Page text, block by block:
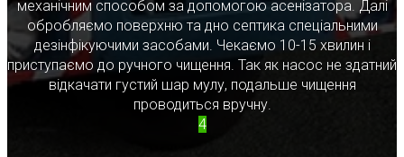
механічним способом за допомогою асенізатора. Далі
обробляємо поверхню та дно септика спеціальними
дезінфікуючими засобами. Чекаємо 10-15 хвилин і
приступаємо до ручного чищення. Так як насос не здатний
відкачати густий шар мулу, подальше чищення
проводиться вручну.
4